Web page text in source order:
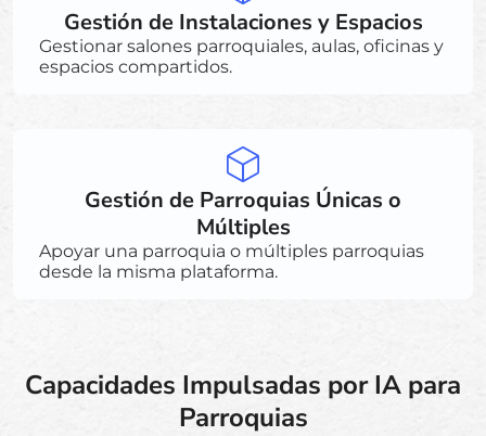
Gestión de Instalaciones y Espacios
Gestionar salones parroquiales, aulas, oficinas y
espacios compartidos.
Gestión de Parroquias Únicas o
Múltiples
Apoyar una parroquia o múltiples parroquias
desde la misma plataforma.
Capacidades Impulsadas por IA para
Parroquias